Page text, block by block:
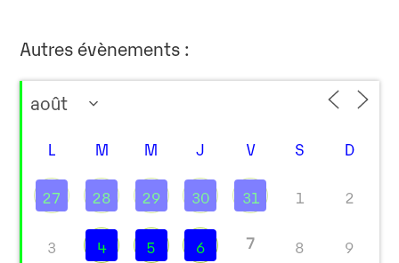
Autres évènements :
L M M J V S D
27 28 29 30 31 1 2
3 4 5 6 7 8 9